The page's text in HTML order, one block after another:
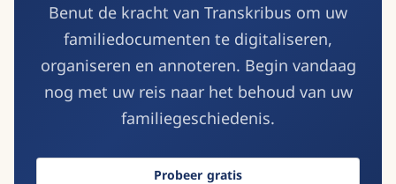
Benut de kracht van Transkribus om uw
familiedocumenten te digitaliseren,
organiseren en annoteren. Begin vandaag
nog met uw reis naar het behoud van uw
familiegeschiedenis.
Probeer gratis